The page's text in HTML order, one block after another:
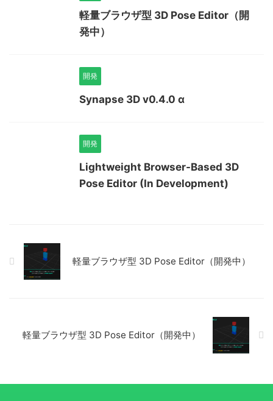
軽量ブラウザ型 3D Pose Editor（開
発中）
開発
Synapse 3D v0.4.0 α
開発
Lightweight Browser-Based 3D
Pose Editor (In Development)
軽量ブラウザ型 3D Pose Editor（開発中）
軽量ブラウザ型 3D Pose Editor（開発中）